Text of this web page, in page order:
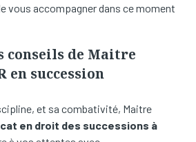
vous accompagner dans ce moment
conseils de Maitre
en succession
et sa combativité, Maitre
en droit des successions à